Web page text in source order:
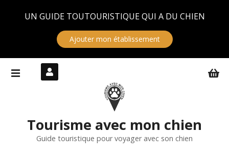
UN GUIDE TOUTOURISTIQUE QUI A DU CHIEN
Ajouter mon établissement
Tourisme avec mon chien
Guide touristique pour voyager avec son chien